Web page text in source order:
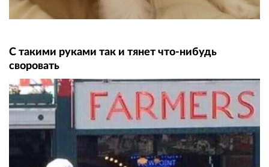
С такими руками так и тянет что-нибудь
своровать